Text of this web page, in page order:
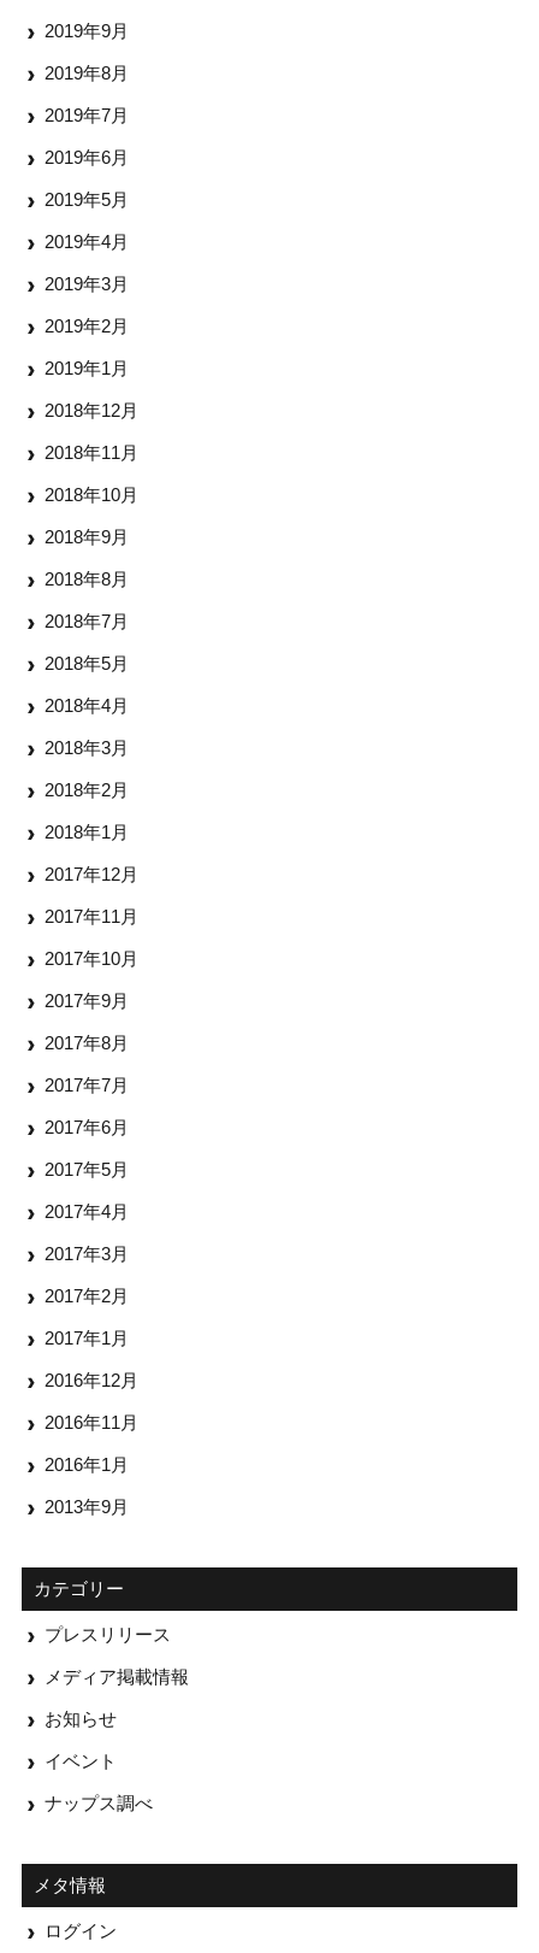
2019年9月
2019年8月
2019年7月
2019年6月
2019年5月
2019年4月
2019年3月
2019年2月
2019年1月
2018年12月
2018年11月
2018年10月
2018年9月
2018年8月
2018年7月
2018年5月
2018年4月
2018年3月
2018年2月
2018年1月
2017年12月
2017年11月
2017年10月
2017年9月
2017年8月
2017年7月
2017年6月
2017年5月
2017年4月
2017年3月
2017年2月
2017年1月
2016年12月
2016年11月
2016年1月
2013年9月
カテゴリー
プレスリリース
メディア掲載情報
お知らせ
イベント
ナップス調べ
メタ情報
ログイン